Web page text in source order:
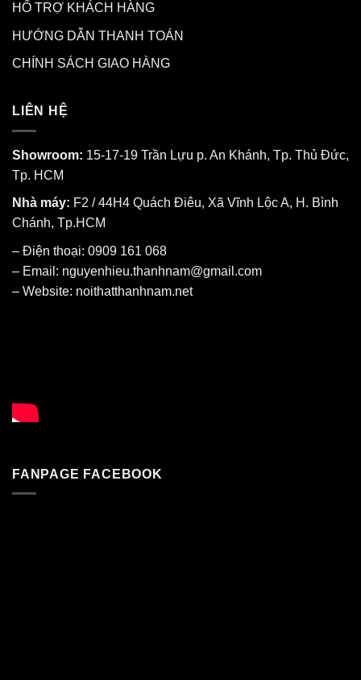
HỔ TRỢ KHÁCH HÀNG
HƯỚNG DẪN THANH TOÁN
CHÍNH SÁCH GIAO HÀNG
LIÊN HỆ
Showroom: 15-17-19 Trần Lựu p. An Khánh, Tp. Thủ Đức,
Tp. HCM
Nhà máy: F2 / 44H4 Quách Điêu, Xã Vĩnh Lộc A, H. Bình
Chánh, Tp.HCM
– Điện thoại: 0909 161 068
– Email: nguyenhieu.thanhnam@gmail.com
– Website: noithatthanhnam.net
FANPAGE FACEBOOK